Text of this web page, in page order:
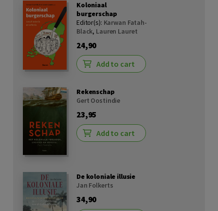
Koloniaal
burgerschap
Editor(s): Karwan Fatah-
Black, Lauren Lauret
24,90
Add to cart
Rekenschap
Gert Oostindie
23,95
Add to cart
De koloniale illusie
Jan Folkerts
34,90